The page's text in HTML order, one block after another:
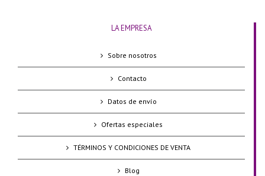
LA EMPRESA
Sobre nosotros
Contacto
Datos de envío
Ofertas especiales
TÉRMINOS Y CONDICIONES DE VENTA
Blog